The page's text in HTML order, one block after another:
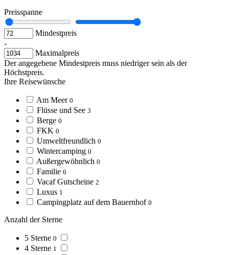
Preisspanne
Mindestpreis
-
Maximalpreis
Der angegebene Mindestpreis muss niedriger sein als der
Höchstpreis.
Ihre Reisewünsche
Am Meer 0
Flüsse und See 3
Berge 0
FKK 0
Umweltfreundlich 0
Wintercamping 0
Außergewöhnlich 0
Familie 6
Vacaf Gutscheine 2
Luxus 1
Campingplatz auf dem Bauernhof 0
Anzahl der Sterne
5 Sterne 0
4 Sterne 1